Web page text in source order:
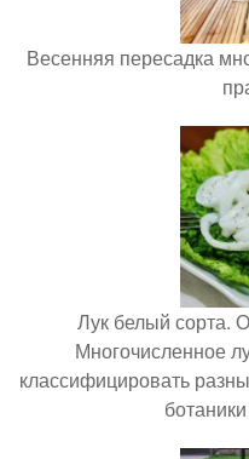
Весенняя пересадка
Лук белый сорта.
Многочисленное
классифицировать